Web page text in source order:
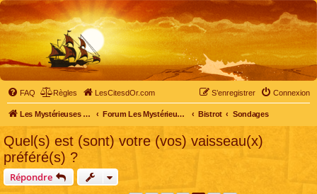
FAQ Règles LesCitesdOr.com Connexion
S’enregistrer
Les Mystérieuses Cités d'Or - LesCitesdOr.com Forum Les Mystérieuses Cités d'Or Bistrot Sondages
Quel(s) est (sont) votre (vos) vaisseau(x)
préféré(s) ?
Répondre